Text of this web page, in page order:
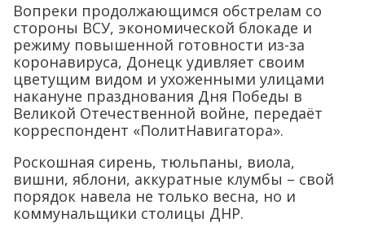
Вопреки продолжающимся обстрелам со
стороны ВСУ, экономической блокаде и
режиму повышенной готовности из-за
коронавируса, Донецк удивляет своим
цветущим видом и ухоженными улицами
накануне празднования Дня Победы в
Великой Отечественной войне, передаёт
корреспондент «ПолитНавигатора».
Роскошная сирень, тюльпаны, виола,
вишни, яблони, аккуратные клумбы – свой
порядок навела не только весна, но и
коммунальщики столицы ДНР.